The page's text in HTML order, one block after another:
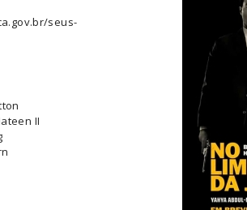
seus-
II